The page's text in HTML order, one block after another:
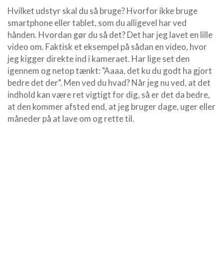
Hvilket udstyr skal du så bruge? Hvorfor ikke bruge
smartphone eller tablet, som du alligevel har ved
hånden. Hvordan gør du så det? Det har jeg lavet en lille
video om. Faktisk et eksempel på sådan en video, hvor
jeg kigger direkte ind i kameraet. Har lige set den
igennem og netop tænkt: "Aaaa, det ku du godt ha gjort
bedre det der". Men ved du hvad? Når jeg nu ved, at det
indhold kan være ret vigtigt for dig, så er det da bedre,
at den kommer afsted end, at jeg bruger dage, uger eller
måneder på at lave om og rette til.